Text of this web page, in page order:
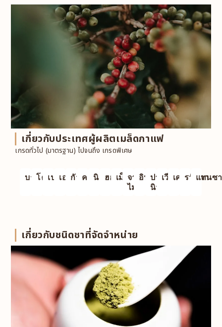
เกี่ยวกับประเทศผู้ผลิตเมล็ดกาแฟ
เกรดทั่วไป (มาตรฐาน) ไปจนถึง เกรดพิเศษ
บราซิล
โคลอมเบีย
เปรูเอกวาดอร์
กัวเตมาลา
คอสตาริกา
นิการากัว
ฮอนดูรัส
เม็กซิโก
จา
ไมกา
อินโดนีเซีย
ปาปัว
นิวกินี
เวียดนาม
เคนยารวันดา
แทนซ
เกี่ยวกับชนิดชาที่จัดจำหน่าย